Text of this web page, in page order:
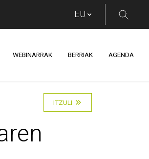
WEBINARRAK BERRIAK AGENDA
ITZULI